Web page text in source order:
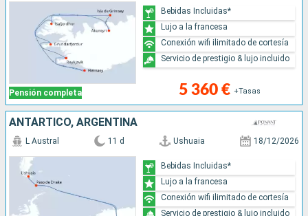
Pensión completa 5 360 € +Tasas
Bebidas Incluidas*
Lujo a la francesa
Conexión wifi ilimitado de cortesía
Servicio de prestigio & lujo incluido
ANTÁRTICO, ARGENTINA
L Austral 11 d Ushuaia 18/12/2026
Bebidas Incluidas*
Lujo a la francesa
Conexión wifi ilimitado de cortesía
Servicio de prestigio & lujo incluido